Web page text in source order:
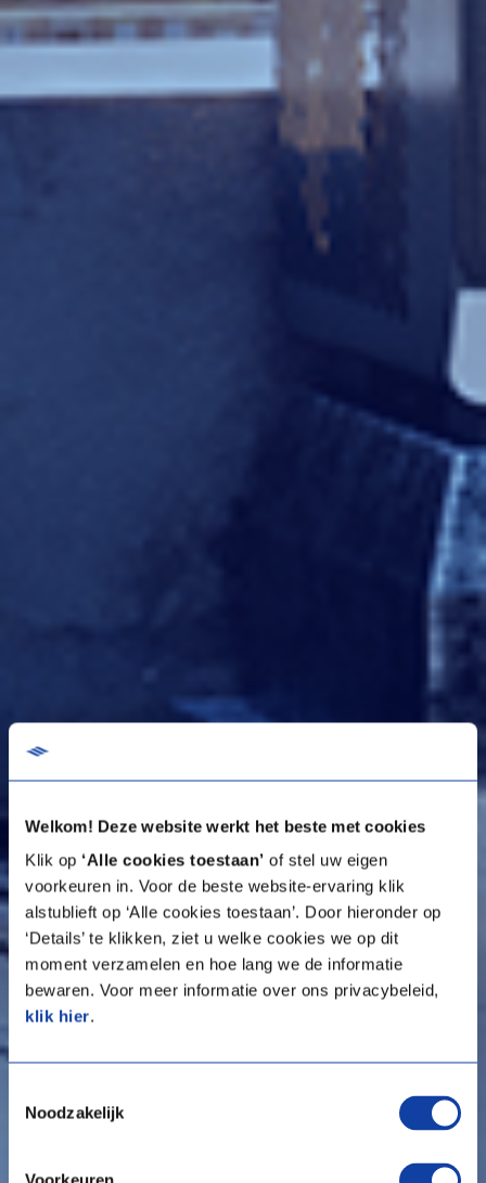
Welkom! Deze website werkt het beste met cookies
Klik op ‘Alle cookies toestaan’ of stel uw eigen
voorkeuren in. Voor de beste website-ervaring klik
alstublieft op ‘Alle cookies toestaan’. Door hieronder op
‘Details’ te klikken, ziet u welke cookies we op dit
moment verzamelen en hoe lang we de informatie
bewaren. Voor meer informatie over ons privacybeleid,
klik hier.
Noodzakelijk